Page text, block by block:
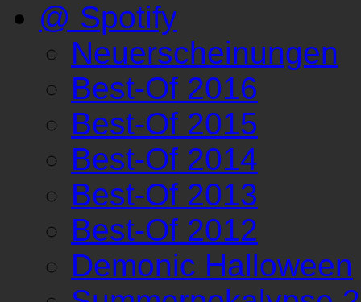
@ Spotify
Neuerscheinungen
Best-Of 2016
Best-Of 2015
Best-Of 2014
Best-Of 2013
Best-Of 2012
Demonic Halloween